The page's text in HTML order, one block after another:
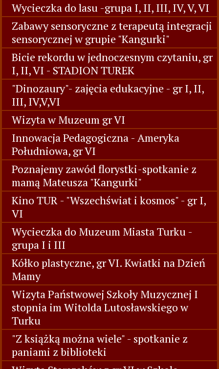
Wycieczka do lasu -grupa I, II, III, IV, V, VI
Zabawy sensoryczne z terapeutą integracji
sensorycznej w grupie "Kangurki"
Bicie rekordu w jednoczesnym czytaniu, gr
I, II, VI - STADION TUREK
"Dinozaury"- zajęcia edukacyjne - gr I, II,
III, IV,V,VI
Wizyta w Muzeum gr VI
Innowacja Pedagogiczna - Ameryka
Południowa, gr VI
Poznajemy zawód florystki-spotkanie z
mamą Mateusza "Kangurki"
Kino TUR - "Wszechświat i kosmos" - gr I,
VI
Wycieczka do Muzeum Miasta Turku -
grupa I i III
Kółko plastyczne, gr VI. Kwiatki na Dzień
Mamy
Wizyta Państwowej Szkoły Muzycznej I
stopnia im Witolda Lutosławskiego w
Turku
"Z książką można wiele" - spotkanie z
paniami z biblioteki